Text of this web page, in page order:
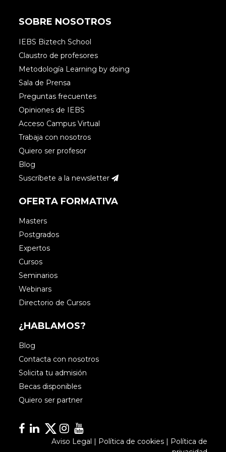
SOBRE NOSOTROS
IEBS Biztech School
Claustro de profesores
Metodología Learning by doing
Sala de Prensa
Preguntas frecuentes
Opiniones de IEBS
Acceso Campus Virtual
Trabaja con nosotros
Quiero ser profesor
Blog
Suscríbete a la newsletter
OFERTA FORMATIVA
Masters
Postgrados
Expertos
Cursos
Seminarios
Webinars
Directorio de Cursos
¿HABLAMOS?
Blog
Contacta con nosotros
Solicita tu admisión
Becas disponibles
Quiero ser partner
Facebook
Linkedin
Linkedin
Instagram
Aviso Legal | Política de cookies| Política de